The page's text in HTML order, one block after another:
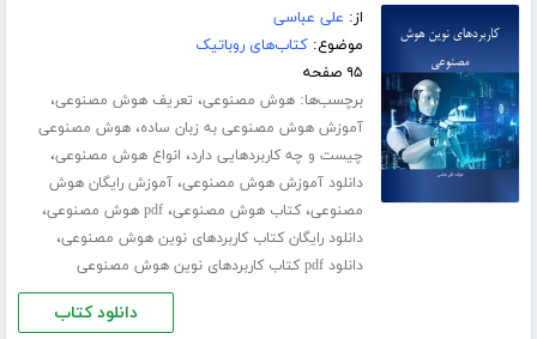
از: علی عباسی
موضوع:کتاب‌های روباتیک
۹۵ صفحه
برچسب‌ها:هوش مصنوعی، تعریف هوش مصنوعی،
آموزش هوش مصنوعی به زبان ساده،هوش مصنوعی
چیست و چه کاربردهایی دارد، انواع هوش مصنوعی،
دانلود آموزش هوش مصنوعی،آموزش رایگان هوش
مصنوعی،کتاب هوش مصنوعی،pdf هوش مصنوعی ،
دانلود رایگان کتاب کاربردهای نوین هوش مصنوعی،
دانلود pdf کتاب کاربردهای نوین هوش مصنوعی
دانلود کتاب